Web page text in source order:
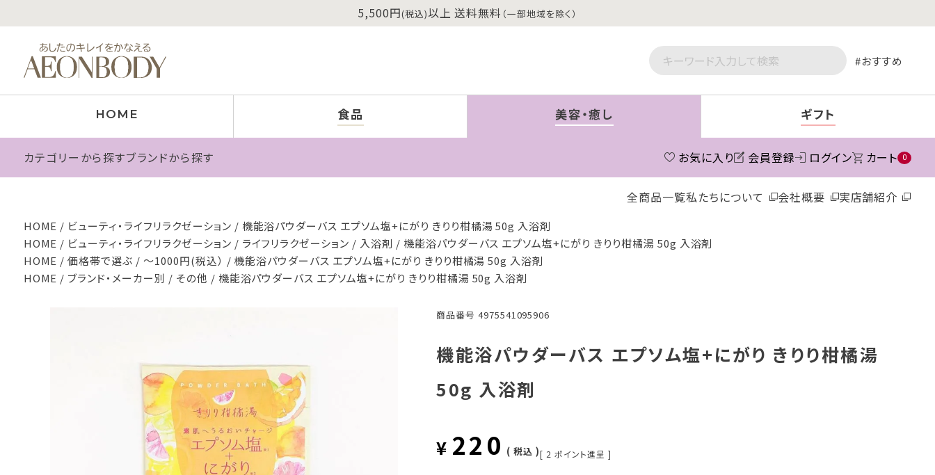
5,500円(税込)以上 送料無料 （一部地域を除く）
おすすめ
HOME 食品 美容・癒し ギフト
カテゴリーから探すブランドから探す お気に入り 会員登録 ログイン カート 0
全商品一覧私たちについて 会社概要 実店舗紹介
HOME ビューティ・ライフリラクゼーション
機能浴パウダーバス エプソム塩+にがり きりり柑橘湯 50g 入浴剤
HOME
ビューティ・ライフリラクゼーション ライフリラクゼーション 入浴剤
機能浴パウダーバス エプソム塩+にがり きりり柑橘湯 50g 入浴剤
HOME
価格帯で選ぶ ～1000円(税込）
機能浴パウダーバス エプソム塩+にがり きりり柑橘湯 50g 入浴剤
HOME
ブランド・メーカー別 その他 機能浴パウダーバス エプソム塩+にがり きりり柑橘湯 50g 入浴剤
商品番号 4975541095906
機能浴パウダーバス エプソム塩+にがり きりり柑橘湯
50g 入浴剤
¥ 220 税込 [ 2 ポイント進呈 ]